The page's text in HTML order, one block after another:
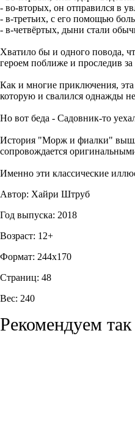
- во-вторых, он отправился в
- в-третьих, с его помощью
- в-четвёртых, дыни стали
Хватило бы и одного повода,
героем поближе и проследив
Как и многие приключения,
которую и свалился однажды
Но вот беда - Садовник-то
История "Морж и фиалки"
сопровождается
Именно эти классические
Автор: Хайри Штруб
Год выпуска: 2018
Возраст: 12+
Формат: 244x170
Страниц: 48
Вес: 240
Рекомендуем